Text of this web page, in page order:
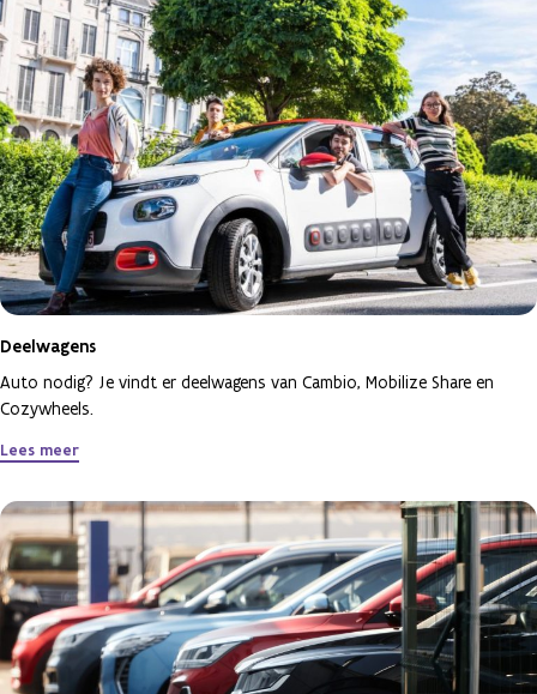
Deelwagens
Auto nodig? Je vindt er deelwagens van Cambio, Mobilize Share en
Cozywheels.
Lees meer